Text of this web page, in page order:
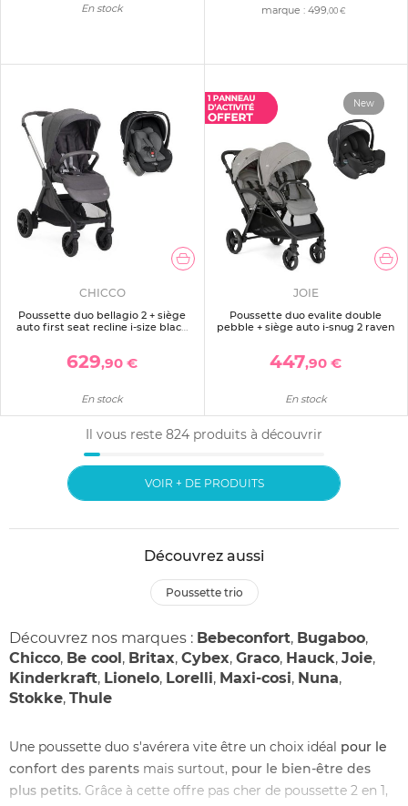
En stock
marque :499,00 €
CHICCO
Poussette duo bellagio 2 + siège
auto first seat recline i-size black
629,90 €
En stock
New
JOIE
Poussette duo evalite double
pebble + siège auto i-snug 2 raven
447,90 €
En stock
Il vous reste 824 produits à découvrir
VOIR + DE PRODUITS
Découvrez aussi
poussette trio
Découvrez nos marques : Bebeconfort, Bugaboo,
Chicco, Be cool, Britax, Cybex, Graco, Hauck, Joie,
Kinderkraft, Lionelo, Lorelli, Maxi-cosi, Nuna,
Stokke, Thule
Une poussette duo s'avérera vite être un choix idéal pour le
confort des parents mais surtout, pour le bien-être des
plus petits. Grâce à cette offre pas cher de poussette 2 en 1,